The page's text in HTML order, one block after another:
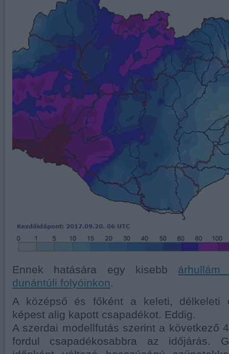
Ennek hatására egy kisebb árhullám
dunántúli folyóinkon.
A középső és főként a keleti, délkeleti
képest alig kapott csapadékot. Eddig.
A szerdai modellfutás szerint a következő
fordul csapadékosabbra az időjárás.